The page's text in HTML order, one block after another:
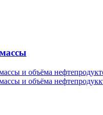
и объёма
и объёма